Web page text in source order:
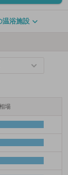
温浴施設
場